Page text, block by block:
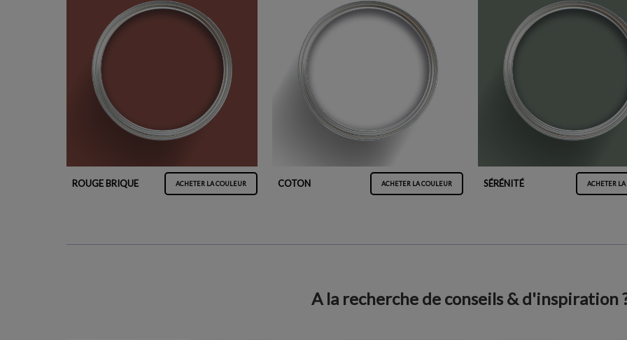
ROUGE BRIQUE ACHETER LA COULEUR COTON ACHETER LA COULEUR SÉRÉNITÉ ACHETER
A la recherche de conseils & d'inspiration